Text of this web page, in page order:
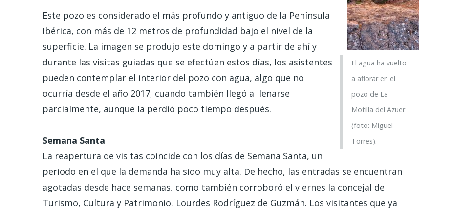
El agua ha vuelto
a aflorar en el
pozo de La
Motilla del Azuer
(foto: Miguel
Torres).
Este pozo es considerado el más profundo y antiguo de la Península
Ibérica, con más de 12 metros de profundidad bajo el nivel de la
superficie. La imagen se produjo este domingo y a partir de ahí y
durante las visitas guiadas que se efectúen estos días, los asistentes
pueden contemplar el interior del pozo con agua, algo que no
ocurría desde el año 2017, cuando también llegó a llenarse
parcialmente, aunque la perdió poco tiempo después.
Semana Santa
La reapertura de visitas coincide con los días de Semana Santa, un
periodo en el que la demanda ha sido muy alta. De hecho, las entradas se encuentran
agotadas desde hace semanas, como también corroboró el viernes la concejal de
Turismo, Cultura y Patrimonio, Lourdes Rodríguez de Guzmán. Los visitantes que ya